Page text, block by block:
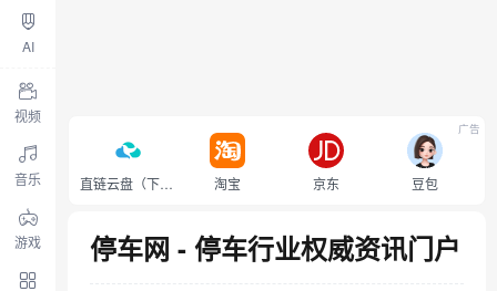
AI
视频
音乐
游戏
直链云盘（下载不限速） 淘宝 京东 豆包
广告
停车网 - 停车行业权威资讯门户